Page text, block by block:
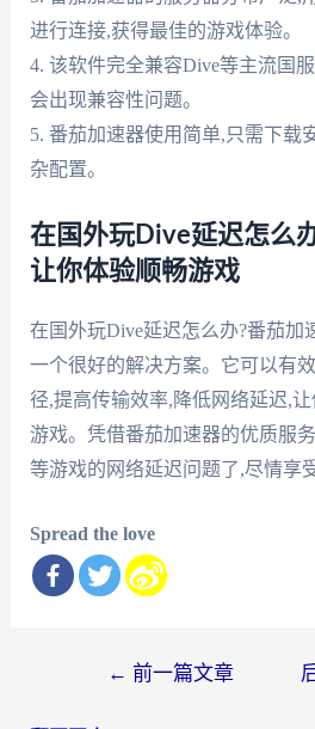
进行连接,获得最佳的游戏体验。
4. 该软件完全兼容Dive等主流国
会出现兼容性问题。
5. 番茄加速器使用简单,只需下载
杂配置。
在国外玩Dive延迟怎么
让你体验顺畅游戏
在国外玩Dive延迟怎么办?番茄加
一个很好的解决方案。它可以有
径,提高传输效率,降低网络延迟,
游戏。凭借番茄加速器的优质服
等游戏的网络延迟问题了,尽情享
Spread the love
← 前一篇文章